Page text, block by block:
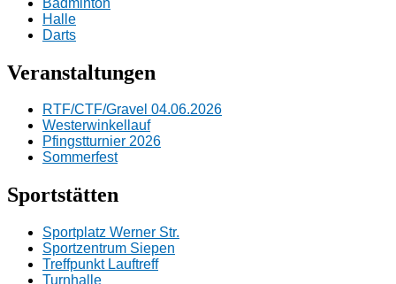
Halle
Darts
Veranstaltungen
RTF/CTF/Gravel 04.06.2026
Westerwinkellauf
Pfingstturnier 2026
Sommerfest
Sportstätten
Sportplatz Werner Str.
Sportzentrum Siepen
Treffpunkt Lauftreff
Turnhalle